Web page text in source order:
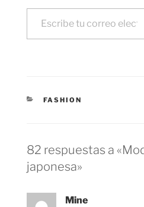
Escribe tu correo electrónico…
CATEGORÍAS
FASHION
82 respuestas a
japonesa»
Mine